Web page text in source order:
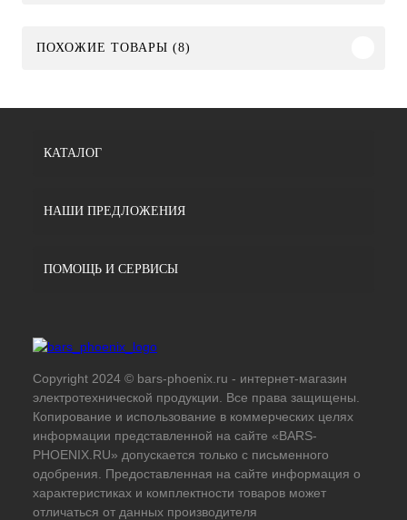
ПОХОЖИЕ ТОВАРЫ (8)
КАТАЛОГ
НАШИ ПРЕДЛОЖЕНИЯ
ПОМОЩЬ И СЕРВИСЫ
Copyright 2024 © bars-phoenix.ru - интернет-магазин
электротехнической продукции. Все права защищены.
Копирование и использование в коммерческих целях
информации представленной на сайте «BARS-
PHOENIX.RU» допускается только с письменного
одобрения. Предоставленная на сайте информация о
характеристиках и комплектности товаров может
отличаться от данных производителя